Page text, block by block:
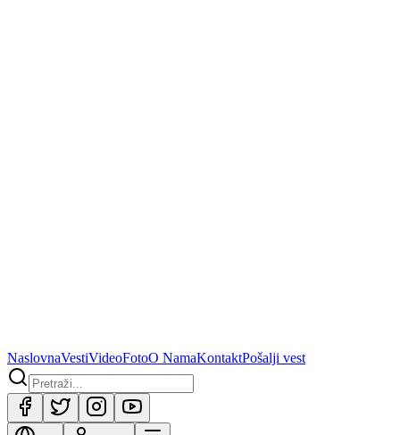
NaslovnaVestiVideoFotoO NamaKontaktPošalji vest